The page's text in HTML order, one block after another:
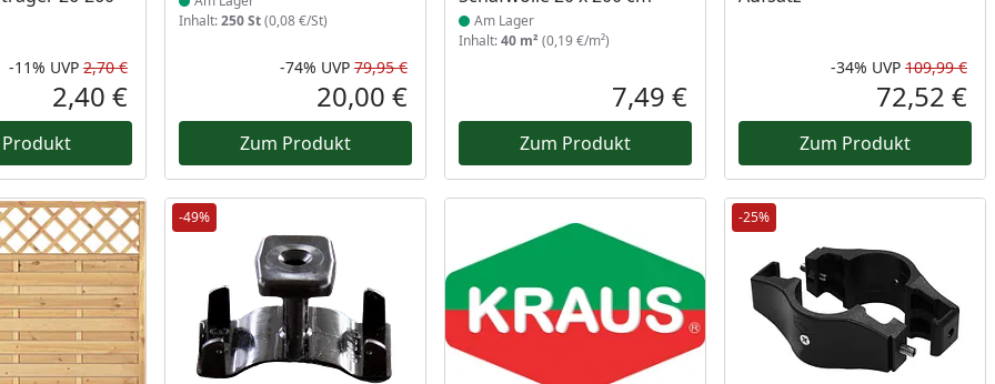
Rabatt in Prozent
-11%
Ursprünglicher Preis
UVP 2,70 €
Aktueller Preis
2,40 €
Inhalt:250 St(0,08 €/St)
Rabatt in Prozent
-74%
Ursprünglicher Preis
UVP 79,95 €
Aktueller Preis
20,00 €
Zum Produkt
Am Lager
Inhalt:40 m² (0,19 €/m²)
Aktueller Preis
7,49 €
Zum Produkt
-34% UVP 109,99 €
72,52 €
Zum Produkt
-49% -25%